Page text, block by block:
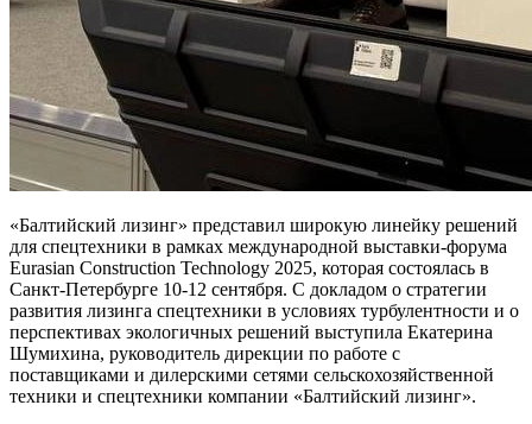
«Балтийский лизинг» представил широкую линейку решений
для спецтехники в рамках международной выставки-форума
Eurasian Construction Technology 2025, которая состоялась в
Санкт-Петербурге 10-12 сентября. С докладом о стратегии
развития лизинга спецтехники в условиях турбулентности и о
перспективах экологичных решений выступила Екатерина
Шумихина, руководитель дирекции по работе с
поставщиками и дилерскими сетями сельскохозяйственной
техники и спецтехники компании «Балтийский лизинг».